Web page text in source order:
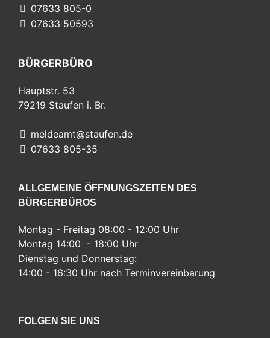
07633 805-0
07633 50593
BÜRGERBÜRO
Hauptstr. 53
79219 Staufen i. Br.
meldeamt@staufen.de
07633 805-35
ALLGEMEINE ÖFFNUNGSZEITEN DES
BÜRGERBÜROS
Montag - Freitag 08:00 - 12:00 Uhr
Montag 14:00 - 18:00 Uhr
Dienstag und Donnerstag:
14:00 - 16:30 Uhr nach Terminvereinbarung
FOLGEN SIE UNS